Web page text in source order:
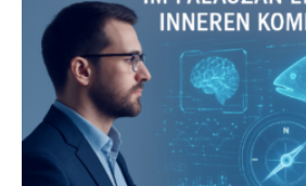
mit dem Titel „Iron’s Irony“ ist in
& Environment erschienen. Die
Forschungsergebnisse zusammen
neu, um zu erklären, wie Eisen, das
Systemen freigesetzt wird, über
transportiert werden kann. „Das…